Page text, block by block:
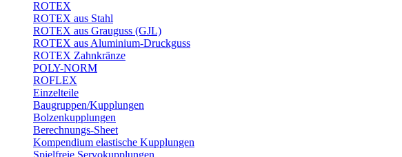
ROTEX
ROTEX aus Stahl
ROTEX aus Grauguss (GJL)
ROTEX aus Aluminium-Druckguss
ROTEX Zahnkränze
POLY-NORM
ROFLEX
Einzelteile
Baugruppen/Kupplungen
Bolzenkupplungen
Berechnungs-Sheet
Kompendium elastische Kupplungen
Spielfreie Servokupplungen